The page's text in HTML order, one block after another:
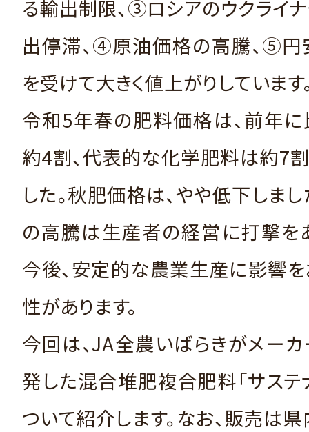
る輸出制限、③ロシアのウクライ
出停滞、④原油価格の高騰、⑤
を受けて大きく値上がりしています
令和5年春の肥料価格は、前年
約4割、代表的な化学肥料は約7
した。秋肥価格は、やや低下しま
の高騰は生産者の経営に打撃を
今後、安定的な農業生産に影響
性があります。
今回は、JA全農いばらきがメー
発した混合堆肥複合肥料「サステ
ついて紹介します。なお、販売は